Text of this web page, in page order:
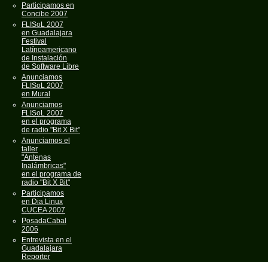
Participamos en
Concibe 2007
FLISoL 2007
en Guadalajara
Festival
Latínoamericano
de Instalación
de Software Libre
Anunciamos
FLISoL 2007
en Mural
Anunciamos
FLISoL 2007
en el programa
de radio "Bit X Bit"
Anunciamos el
taller
"Antenas
Inalámbricas"
en el programa de
radio "Bit X Bit"
Participamos
en Dia Linux
CUCEA 2007
PosadaCabal
2006
Entrevista en el
Guadalajara
Reporter